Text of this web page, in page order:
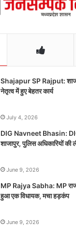
Shajapur SP Rajput:
नेतृत्व में हुए बेहतर कार्य
July 4, 2026
DIG Navneet Bhasin:
शाजापुर, पुलिस अधिकारियों की
June 9, 2026
MP Rajya Sabha: MP
हुआ एक विधायक, मचा हड़कंप
June 9, 2026